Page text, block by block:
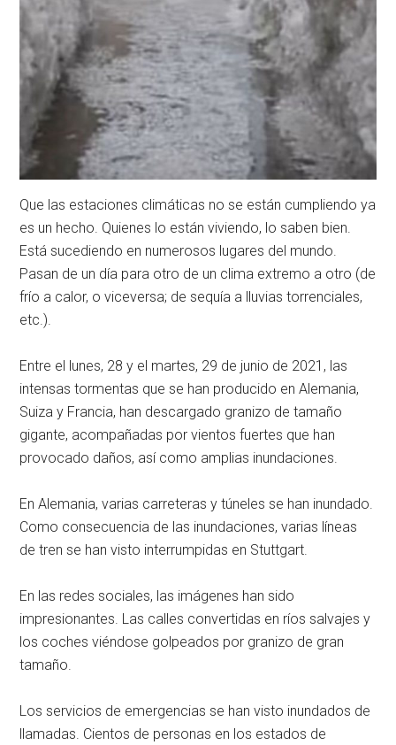
Que las estaciones climáticas no se están cumpliendo ya
es un hecho. Quienes lo están viviendo, lo saben bien.
Está sucediendo en numerosos lugares del mundo.
Pasan de un día para otro de un clima extremo a otro (de
frío a calor, o viceversa; de sequía a lluvias torrenciales,
etc.).
Entre el lunes, 28 y el martes, 29 de junio de 2021, las
intensas tormentas que se han producido en Alemania,
Suiza y Francia, han descargado granizo de tamaño
gigante, acompañadas por vientos fuertes que han
provocado daños, así como amplias inundaciones.
En Alemania, varias carreteras y túneles se han inundado.
Como consecuencia de las inundaciones, varias líneas
de tren se han visto interrumpidas en Stuttgart.
En las redes sociales, las imágenes han sido
impresionantes. Las calles convertidas en ríos salvajes y
los coches viéndose golpeados por granizo de gran
tamaño.
Los servicios de emergencias se han visto inundados de
llamadas. Cientos de personas en los estados de